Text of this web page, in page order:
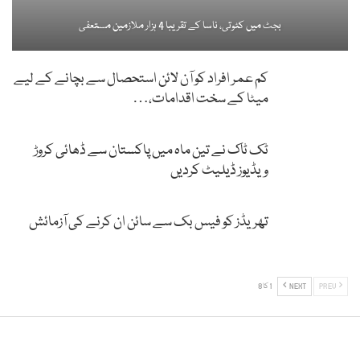
بجٹ میں کٹوتی، ناسا کے تقریبا 4 ہزار ملازمین مستعفی
کم عمر افراد کو آن لائن استحصال سے بچانے کے لیے
میٹا کے سخت اقدامات،…
ٹک ٹاک نے تین ماہ میں پاکستان سے ڈھائی کروڑ
ویڈیوز ڈیلیٹ کردیں
تھریڈز کو فیس بک سے سائن ان کرنے کی آزمائش
NEXT 1 کا 8